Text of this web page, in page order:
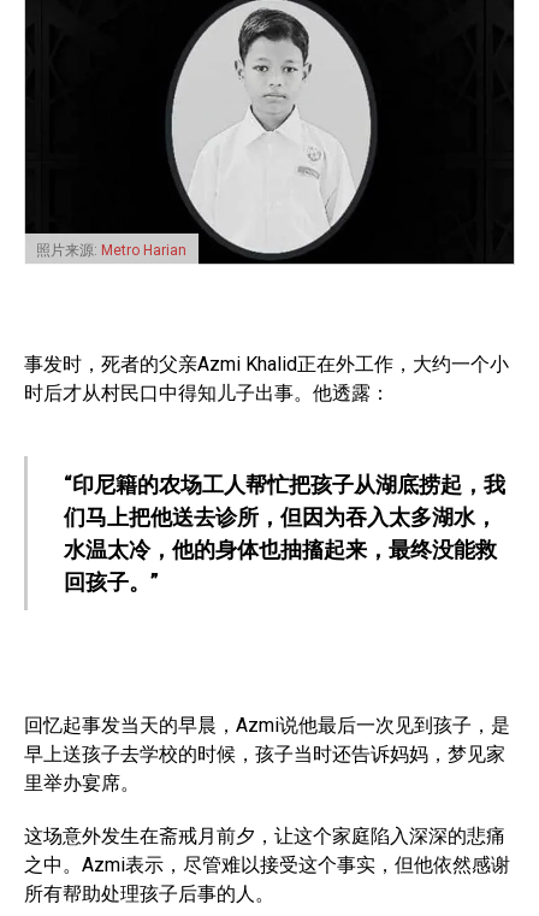
照片来源: Metro Harian
事发时，死者的父亲Azmi Khalid正在外工作，大约一个小
时后才从村民口中得知儿子出事。他透露：
“印尼籍的农场工人帮忙把孩子从湖底捞起，我
们马上把他送去诊所，但因为吞入太多湖水，
水温太冷，他的身体也抽搐起来，最终没能救
回孩子。”
回忆起事发当天的早晨，Azmi说他最后一次见到孩子，是
早上送孩子去学校的时候，孩子当时还告诉妈妈，梦见家
里举办宴席。
这场意外发生在斋戒月前夕，让这个家庭陷入深深的悲痛
之中。Azmi表示，尽管难以接受这个事实，但他依然感谢
所有帮助处理孩子后事的人。